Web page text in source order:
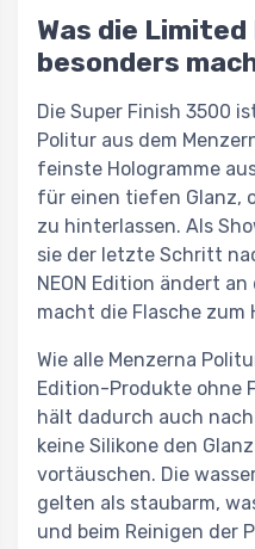
Was die
besonders
Die Super Finish 3500
Politur aus dem
feinste Hologramme
für einen tiefen Glanz,
zu hinterlassen. Als
sie der letzte Schritt
NEON Edition ändert
macht die Flasche zum
Wie alle Menzerna
Edition-Produkte ohne
hält dadurch auch
keine Silikone den
vortäuschen. Die
gelten als staubarm,
und beim Reinigen der